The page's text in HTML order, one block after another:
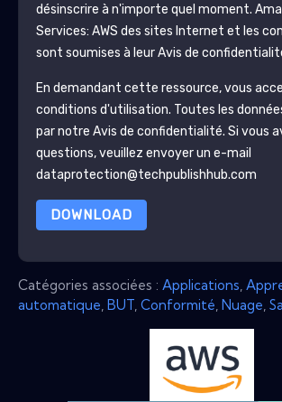
désinscrire à n'importe quel moment.
Services: AWS des sites Internet et les
sont soumises à leur Avis de
En demandant cette ressource, vous
conditions d'utilisation. Toutes les
par notre Avis de confidentialité. Si vous
questions, veuillez envoyer un e-mail
dataprotection@techpublishhub.com
DOWNLOAD
Catégories associées : Applications
automatique BUT Conformité Nuage